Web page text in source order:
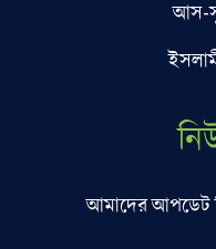
আস-
আমাদের আপডেট